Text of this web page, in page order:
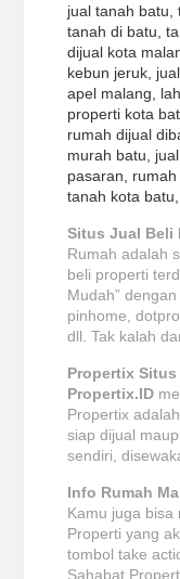
jual tanah batu,
tanah di batu,
dijual kota
kebun jeruk,
apel malang,
properti kota
rumah dijual
murah batu,
pasaran,
tanah kota
Situs Jual Beli
Rumah adalah
beli properti
Mudah”
pinhome,
dll. Tak kalah
Propertix
Propertix.ID
Propertix
siap dijual
sendiri,
Info Rumah
Kamu juga bisa
Properti yang
tombol take
Sahabat